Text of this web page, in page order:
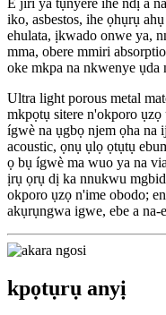
iko, asbestos, ihe ọhụrụ
ehulata, ịkwado onwe ya,
mma, obere mmiri
oke mkpa na nkwenye ụda
Ultra light porous metal
mkpọtụ sitere n'okporo
ígwè na ụgbọ njem ọha na
acoustic, ọnụ ụlọ ọtụtụ
ọ bụ ígwè ma wuo ya na
ịrụ ọrụ dị ka nnukwu
okporo ụzọ n'ime obodo;
akụrụngwa igwe, ebe a
kpọtụrụ anyị